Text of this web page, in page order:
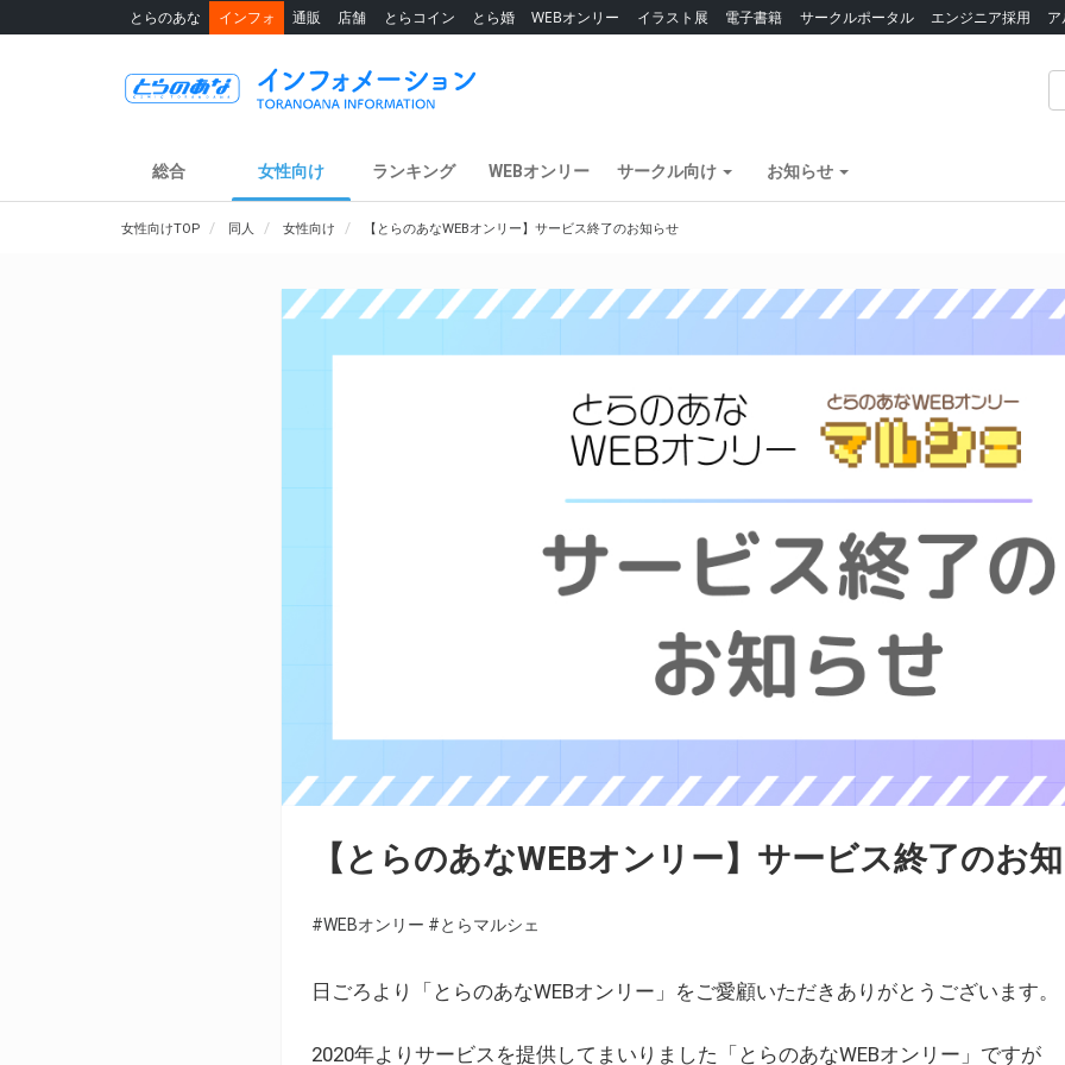
とらのあな インフォ 通販 店舗 とらコイン とら婚 WEBオンリー イラスト展 電子書籍 サークルポータル エンジニア採用
総合 女性向け ランキング WEBオンリー サークル向け お知らせ
女性向けTOP 同人 女性向け 【とらのあなWEBオンリー】サービス終了のお知らせ
【とらのあなWEBオンリー】サービス終了のお
#WEBオンリー #とらマルシェ
日ごろより「とらのあなWEBオンリー」をご愛顧いただきありがとうございます。
2020年よりサービスを提供してまいりました「とらのあなWEBオンリー」ですが